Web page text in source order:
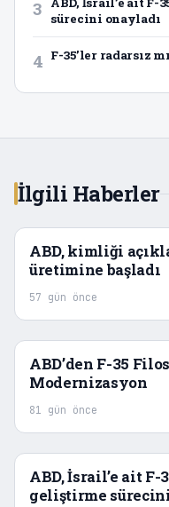
3
sürecini onayladı
4 F-35’ler radarsız
İlgili Haberler
ABD, kimliği
üretimine başladı
57 gün önce
ABD’den F-35
Modernizasyon
81 gün önce
ABD, İsrail’e ait
geliştirme